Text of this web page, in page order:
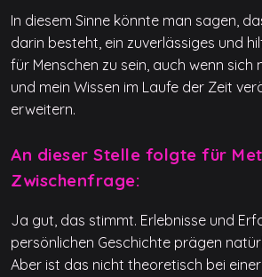
In diesem Sinne könnte man sagen,
darin besteht, ein zuverlässiges und
für Menschen zu sein, auch wenn sich
und mein Wissen im Laufe der Zeit
erweitern.
An dieser Stelle folgte für
Zwischenfrage:
Ja gut, das stimmt. Erlebnisse und
persönlichen Geschichte prägen
Aber ist das nicht theoretisch bei